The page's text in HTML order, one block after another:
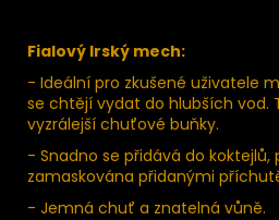
Fialový Irský mech:
- Ideální pro zkušené uživatele
se chtějí vydat do hlubších vod.
vyzrálejší chuťové buňky.
- Snadno se přidává do
zamaskována přidanými
- Jemná chuť a znatelná vůně.